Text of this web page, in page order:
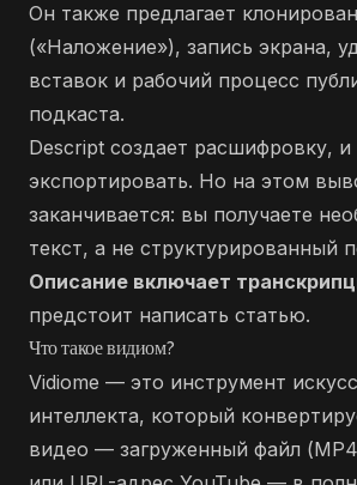
Он также предлагает
(«Наложение»), запись экрана,
вставок и рабочий процесс
подкаста.
Descript создает расшифровку,
экспортировать. Но на этом
заканчивается: вы получаете
текст, а не структурированный
Описание включает
предстоит написать статью.
Что такое видиом?
Vidiome — это инструмент
интеллекта, который
видео — загруженный файл